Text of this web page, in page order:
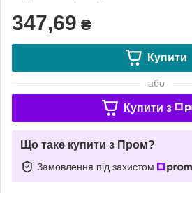
347,69 ₴
Купити
або
Купити з
Що таке купити з Пром?
Замовлення під захистом